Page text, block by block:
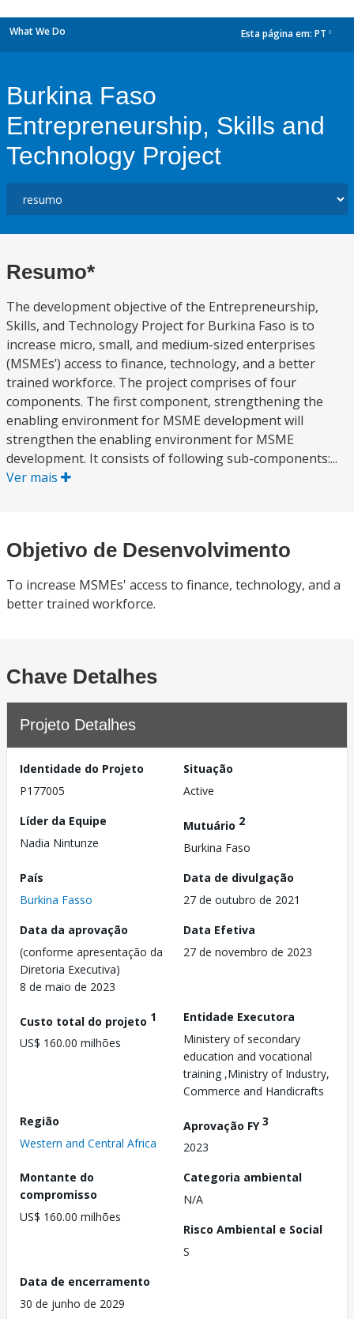
What We Do Esta página em: PT
Burkina Faso
Entrepreneurship, Skills and
Technology Project
Resumo*
The development objective of the Entrepreneurship,
Skills, and Technology Project for Burkina Faso is to
increase micro, small, and medium-sized enterprises
(MSMEs’) access to finance, technology, and a better
trained workforce. The project comprises of four
components. The first component, strengthening the
enabling environment for MSME development will
strengthen the enabling environment for MSME
development. It consists of following sub-components:...
Ver mais
Objetivo de Desenvolvimento
To increase MSMEs' access to finance, technology, and a
better trained workforce.
Chave Detalhes
Projeto Detalhes
Identidade do Projeto
P177005
Situação
Active
Líder da Equipe
Nadia Nintunze
Mutuário 2
Burkina Faso
País
Burkina Fasso
Data de divulgação
27 de outubro de 2021
Data da aprovação
(conforme apresentação da
Diretoria Executiva)
8 de maio de 2023
Data Efetiva
27 de novembro de 2023
Custo total do projeto 1
US$ 160.00 milhões
Entidade Executora
Ministery of secondary
education and vocational
training ,Ministry of Industry,
Commerce and Handicrafts
Região
Western and Central Africa
Aprovação FY3
2023
Montante do
compromisso
US$ 160.00 milhões
Categoria ambiental
N/A
Risco Ambiental e Social
S
Data de encerramento
30 de junho de 2029